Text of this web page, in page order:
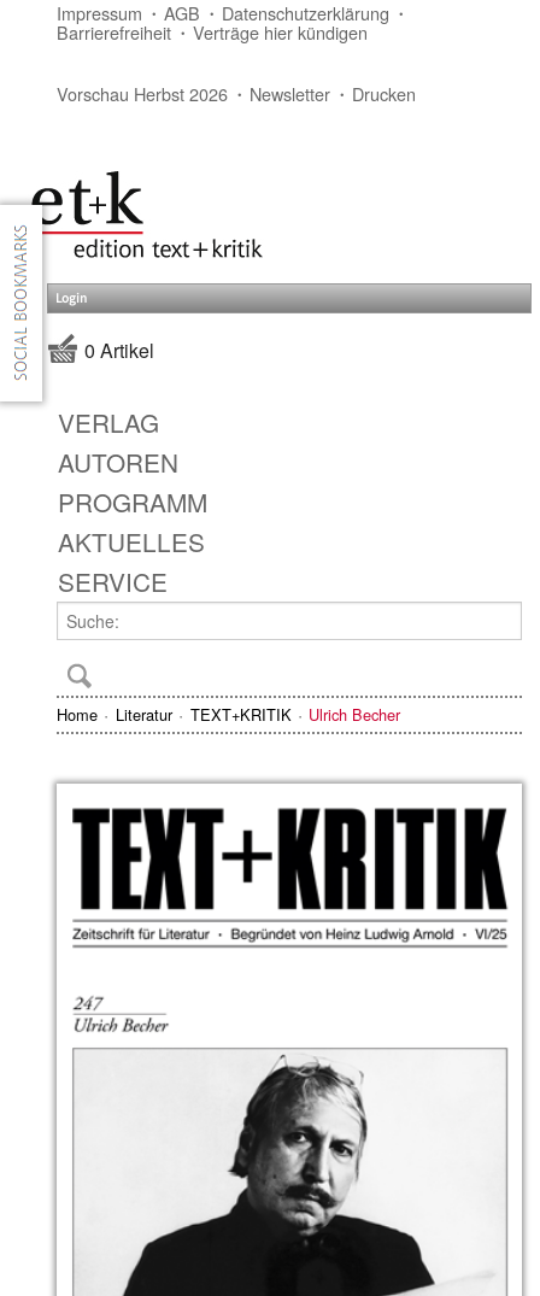
Impressum AGB Datenschutzerklärung
Barrierefreiheit Verträge hier kündigen
Vorschau Herbst 2026 Newsletter Drucken
Login
0 Artikel
VERLAG
AUTOREN
PROGRAMM
AKTUELLES
SERVICE
Home Literatur TEXT+KRITIK Ulrich Becher